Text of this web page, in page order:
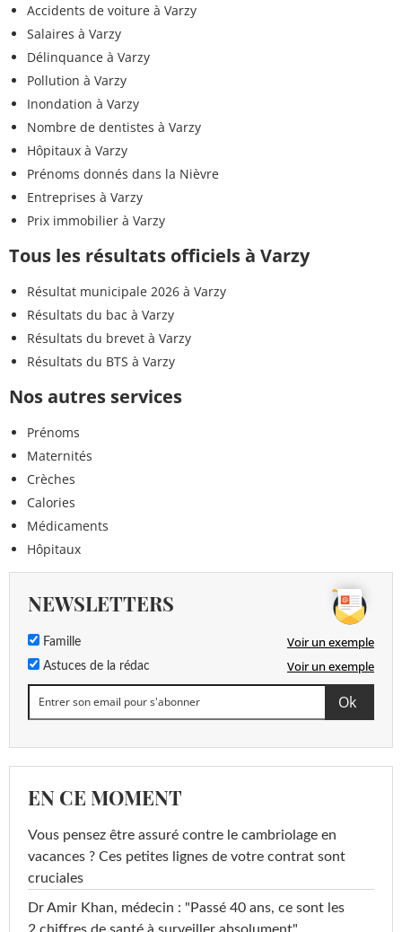
Accidents de voiture à Varzy
Salaires à Varzy
Délinquance à Varzy
Pollution à Varzy
Inondation à Varzy
Nombre de dentistes à Varzy
Hôpitaux à Varzy
Prénoms donnés dans la Nièvre
Entreprises à Varzy
Prix immobilier à Varzy
Tous les résultats officiels à Varzy
Résultat municipale 2026 à Varzy
Résultats du bac à Varzy
Résultats du brevet à Varzy
Résultats du BTS à Varzy
Nos autres services
Prénoms
Maternités
Crèches
Calories
Médicaments
Hôpitaux
NEWSLETTERS
Famille Voir un exemple
Astuces de la rédac Voir un exemple
EN CE MOMENT
Vous pensez être assuré contre le cambriolage en
vacances ? Ces petites lignes de votre contrat sont
cruciales
Dr Amir Khan, médecin : "Passé 40 ans, ce sont les
2 chiffres de santé à surveiller absolument"